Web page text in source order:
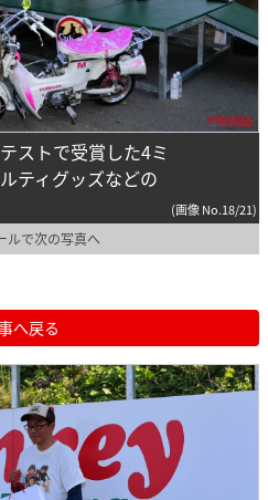
ストで受賞した4ミ
ティグッズなどの
(画像 No.18/21)
ルで次の写真へ
へ戻る